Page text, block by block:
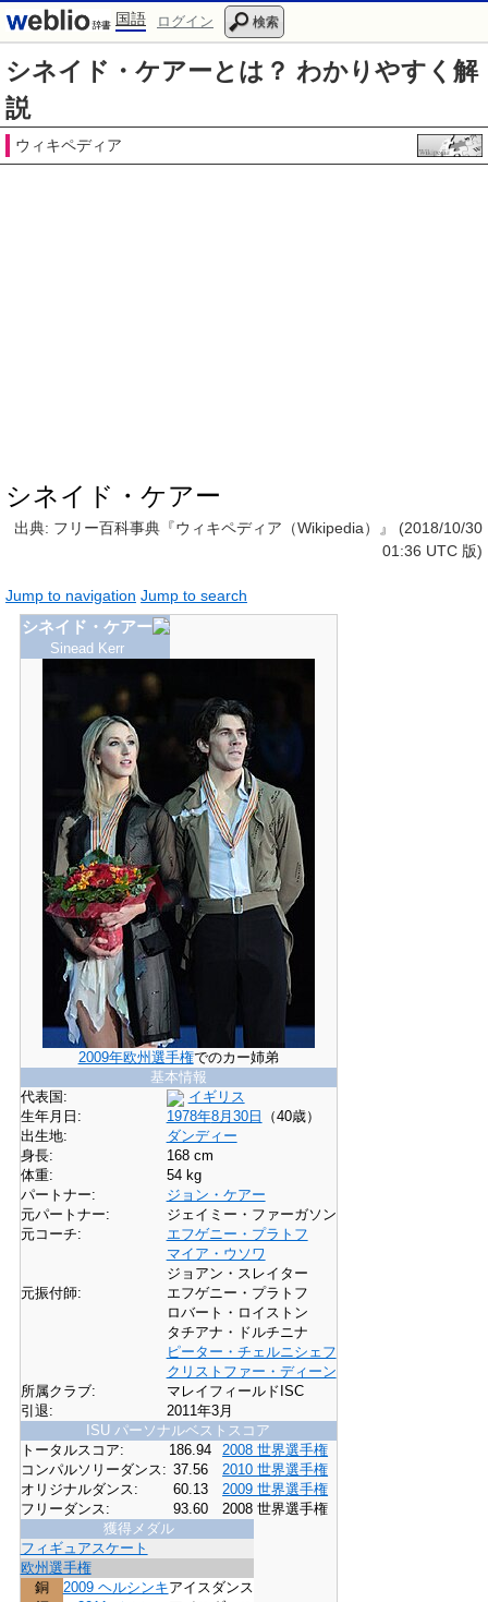
国語 ログイン 検索
シネイド・ケアーとは？ わかりやすく解
説
ウィキペディア
シネイド・ケアー
出典: フリー百科事典『ウィキペディア（Wikipedia）』 (2018/10/30
01:36 UTC 版)
Jump to navigation Jump to search
シネイド・ケアー
Sinead Kerr
2009年欧州選手権でのカー姉弟
基本情報
代表国:
イギリス
生年月日:
1978年8月30日
（40歳）
出生地:
ダンディー
身長:
168 cm
体重:
54 kg
パートナー:
ジョン・ケアー
元パートナー:
ジェイミー・ファーガソン
元コーチ:
エフゲニー・プラトフ
マイア・ウソワ
ジョアン・スレイター
元振付師:
エフゲニー・プラトフ
ロバート・ロイストン
タチアナ・ドルチニナ
ピーター・チェルニシェフ
クリストファー・ディーン
所属クラブ:
マレイフィールドISC
引退:
2011年3月
ISU パーソナルベストスコア
トータルスコア:
186.94
2008 世界選手権
コンパルソリーダンス: 37.56
2010 世界選手権
オリジナルダンス:
60.13
2009 世界選手権
フリーダンス:
93.60
2008 世界選手権
獲得メダル
フィギュアスケート
欧州選手権
銅
2009 ヘルシンキアイスダンス